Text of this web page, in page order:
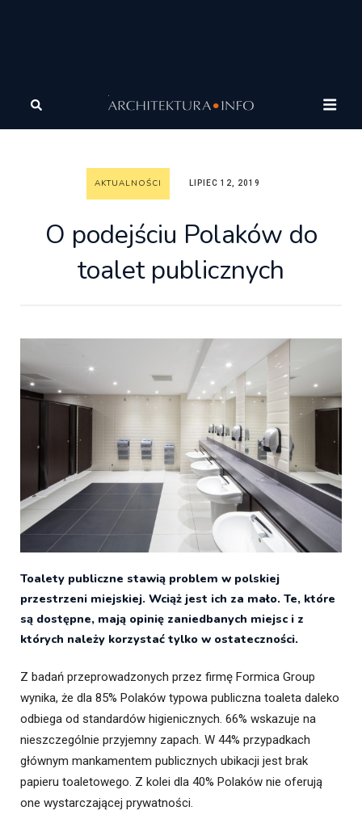
Wiadomości
Polaków do toalet publicznych
AKTUALNOŚCI LIPIEC 12, 2019
O podejściu Polaków do
toalet publicznych
Toalety publiczne stawią problem w polskiej
przestrzeni miejskiej. Wciąż jest ich za mało. Te, które
są dostępne, mają opinię zaniedbanych miejsc i z
których należy korzystać tylko w ostateczności.
Z badań przeprowadzonych przez firmę Formica Group
wynika, że dla 85% Polaków typowa publiczna toaleta daleko
odbiega od standardów higienicznych. 66% wskazuje na
nieszczególnie przyjemny zapach. W 44% przypadkach
głównym mankamentem publicznych ubikacji jest brak
papieru toaletowego. Z kolei dla 40% Polaków nie oferują
one wystarczającej prywatności.